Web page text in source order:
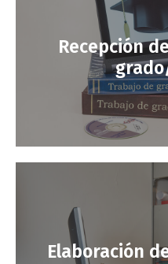
Recepción
Elaboración